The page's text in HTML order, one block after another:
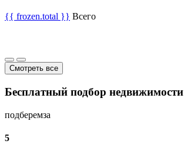
{{ frozen.total }} Всего
Смотреть все
Бесплатный подбор недвижимости
подберемза
5